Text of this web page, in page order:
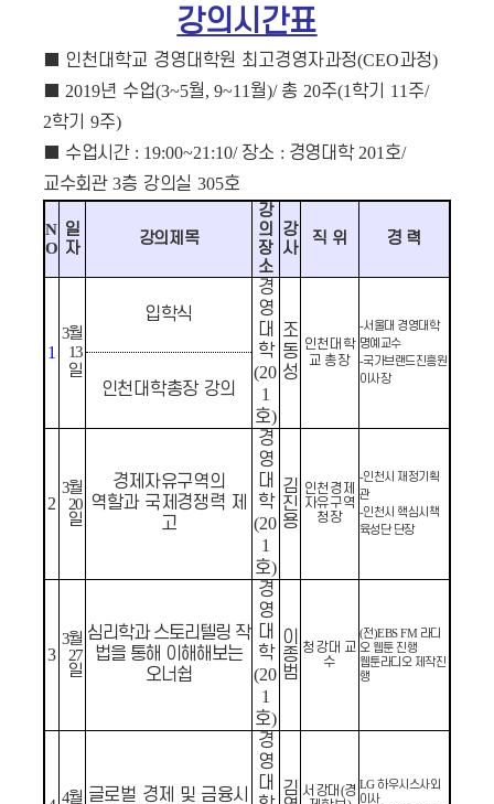
강의시간표
인천대학교 경영대학원 최고경영자과정(CEO과정)
2019년 수업(3~5월, 9~11 월)/ 총 20주(1 학기 11 주/
2학기 9주)
수업시간 : 19:00~21:10/ 장소 : 경영대학201 호/
교수회관3층 강의실 305호
N
O
일
자
강의제목
강
의
장
소
강
사
직 위 경 력
1
3월
13
일
입학식
경
영
대
학
(20
1
호)
조
동
성
인천대학
교 총장
-서울대 경영대학
명예교수
-국가브랜드진흥원
이사장
인천대학총장 강의
2
3월
20
일
경제자유구역의
역할과 국제경쟁력 제
고
경
영
대
학
(20
1
호)
김
진
용
인천경제
자유구역
청장
-인천시 재정기획
관
-인천시 핵심시책
육성단 단장
3
3월
27
일
심리학과 스토리텔링 작
법을 통해 이해해보는
오너쉽
경
영
대
학
(20
1
호)
이
종
범
청강대 교
수
(전)EBS FM 라디
오 웹툰 진행
웹툰라디오 제작진
행
4월 글로벌 경제 및 금융시
경
영
대
김 서강대 (경 LG하우시스사외
이사